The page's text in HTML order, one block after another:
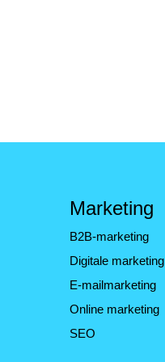
Marketing
B2B-marketing
Digitale marketing
E-mailmarketing
Online marketing
SEO